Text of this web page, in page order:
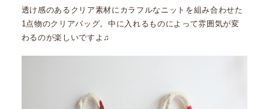
透け感のあるクリア素材にカラフルなニットを組み合わせた
1点物のクリアバッグ。中に入れるものによって雰囲気が変
わるのが楽しいですよ♫